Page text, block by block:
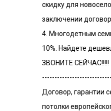
скидку для
заключении
4. Многодетным
10%. Найдете
ЗВОНИТЕ
Договор, гарантии
потолки